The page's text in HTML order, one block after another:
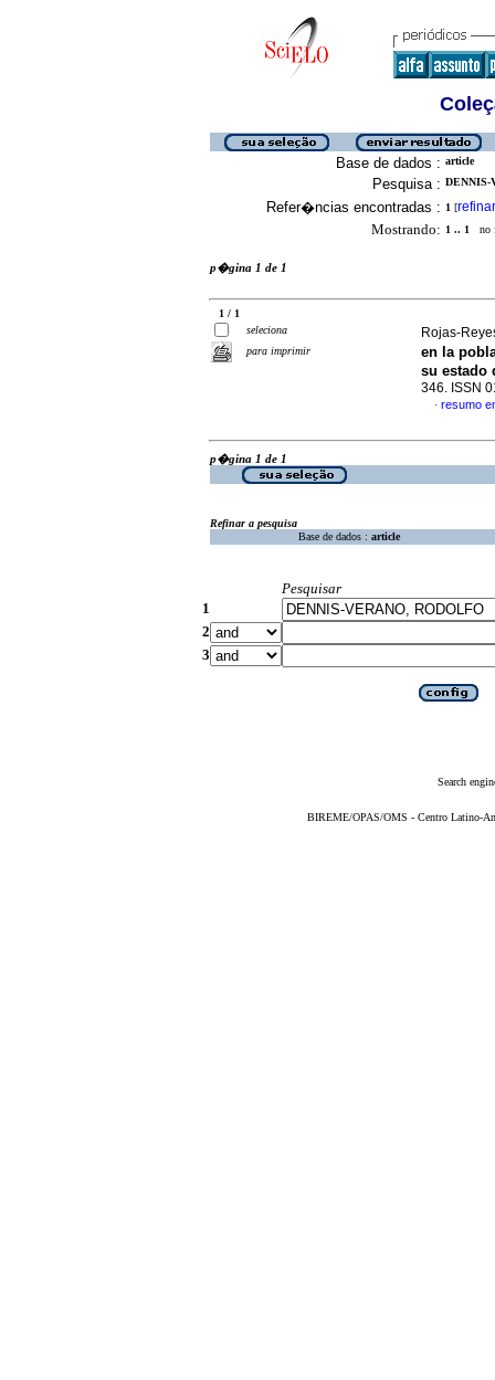
Base de dados : article
Pesquisa : DENNIS-
Refer�ncias encontradas : 1 [refinar
Mostrando: 1 .. 1 no
p�gina 1 de 1
1 / 1
seleciona
para imprimir
Rojas-
en la
su estado
346. ISSN
· resumo
p�gina 1 de 1
Refinar a pesquisa
Base de dados : article
Pesquisar
1
2
3
Search
BIREME/OPAS/OMS - Centro Latino-